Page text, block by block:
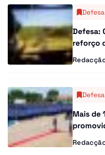
Multimídia
Defesa
Defesa:
reforço
Unidos
Defesa
Mais de